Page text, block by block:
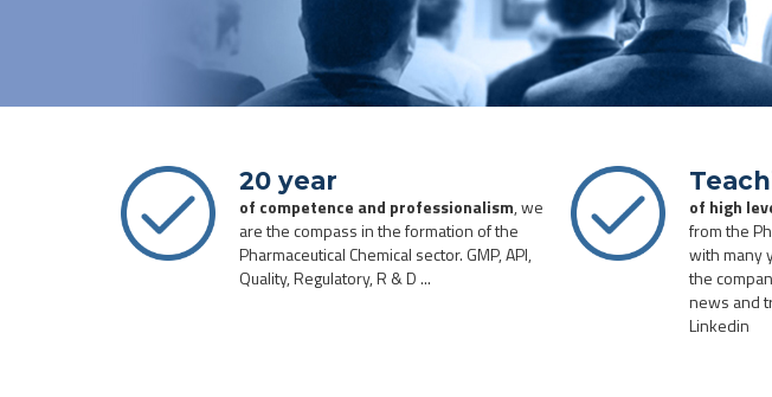
20 year
of competence and professionalism, we
are the compass in the formation of the
Pharmaceutical Chemical sector. GMP, API,
Quality, Regulatory, R & D ...
of high
from the
with many
the
news and
Linkedin